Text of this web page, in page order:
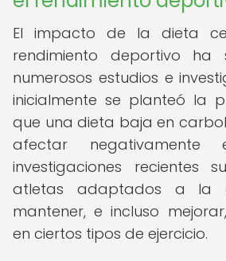
El impacto de la dieta
rendimiento deportivo
numerosos estudios e
inicialmente se planteó la
que una dieta baja en
afectar negativamente
investigaciones recientes
atletas adaptados a la
mantener, e incluso
en ciertos tipos de ejercicio.